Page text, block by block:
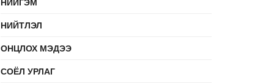
НИЙТЛЭЛ
ОНЦЛОХ МЭДЭЭ
СОЁЛ УРЛАГ